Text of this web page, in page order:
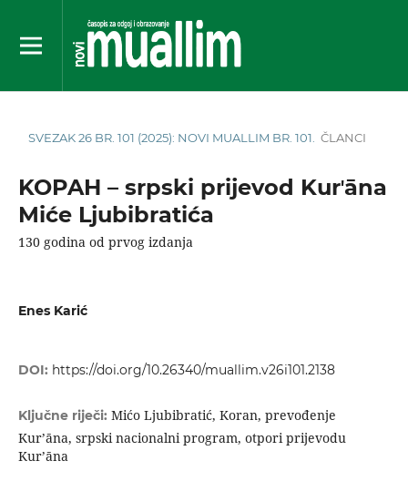
SVEZAK 26 BR. 101 (2025): NOVI MUALLIM BR. 101. ČLANCI
KOPAH – srpski prijevod Kurʼāna
Miće Ljubibratića
130 godina od prvog izdanja
Enes Karić
DOI: https://doi.org/10.26340/muallim.v26i101.2138
Ključne riječi: Mićo Ljubibratić, Koran, prevođenje
Kurʼāna, srpski nacionalni program, otpori prijevodu
Kurʼāna